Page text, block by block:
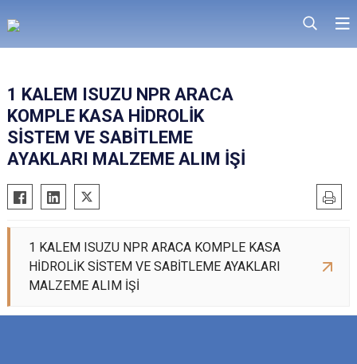
1 KALEM ISUZU NPR ARACA
KOMPLE KASA HİDROLİK
SİSTEM VE SABİTLEME
AYAKLARI MALZEME ALIM İŞİ
1 KALEM ISUZU NPR ARACA KOMPLE KASA
HİDROLİK SİSTEM VE SABİTLEME AYAKLARI
MALZEME ALIM İŞİ